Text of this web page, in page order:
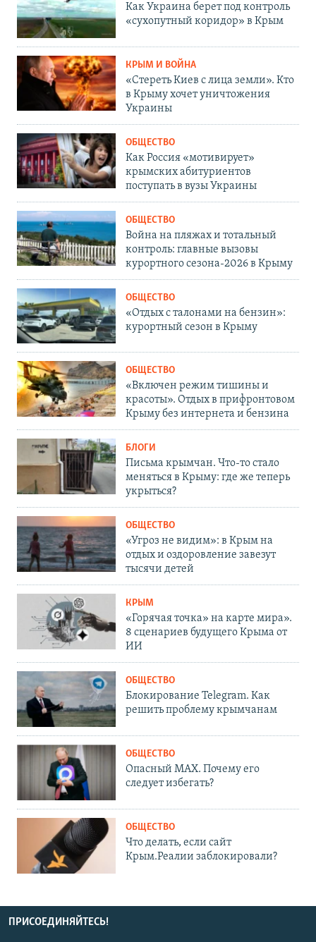
Как Украина берет под контроль
«сухопутный коридор» в Крым
КРЫМ И ВОЙНА
«Стереть Киев с лица земли». Кто
в Крыму хочет уничтожения
Украины
ОБЩЕСТВО
Как Россия «мотивирует»
крымских абитуриентов
поступать в вузы Украины
ОБЩЕСТВО
Война на пляжах и тотальный
контроль: главные вызовы
курортного сезона-2026 в Крыму
ОБЩЕСТВО
«Отдых с талонами на бензин»:
курортный сезон в Крыму
ОБЩЕСТВО
«Включен режим тишины и
красоты». Отдых в прифронтовом
Крыму без интернета и бензина
БЛОГИ
Письма крымчан. Что-то стало
меняться в Крыму: где же теперь
укрыться?
ОБЩЕСТВО
«Угроз не видим»: в Крым на
отдых и оздоровление завезут
тысячи детей
КРЫМ
«Горячая точка» на карте мира».
8 сценариев будущего Крыма от
ИИ
ОБЩЕСТВО
Блокирование Telegram. Как
решить проблему крымчанам
ОБЩЕСТВО
Опасный MAX. Почему его
следует избегать?
ОБЩЕСТВО
Что делать, если сайт
Крым.Реалии заблокировали?
ПРИСОЕДИНЯЙТЕСЬ!